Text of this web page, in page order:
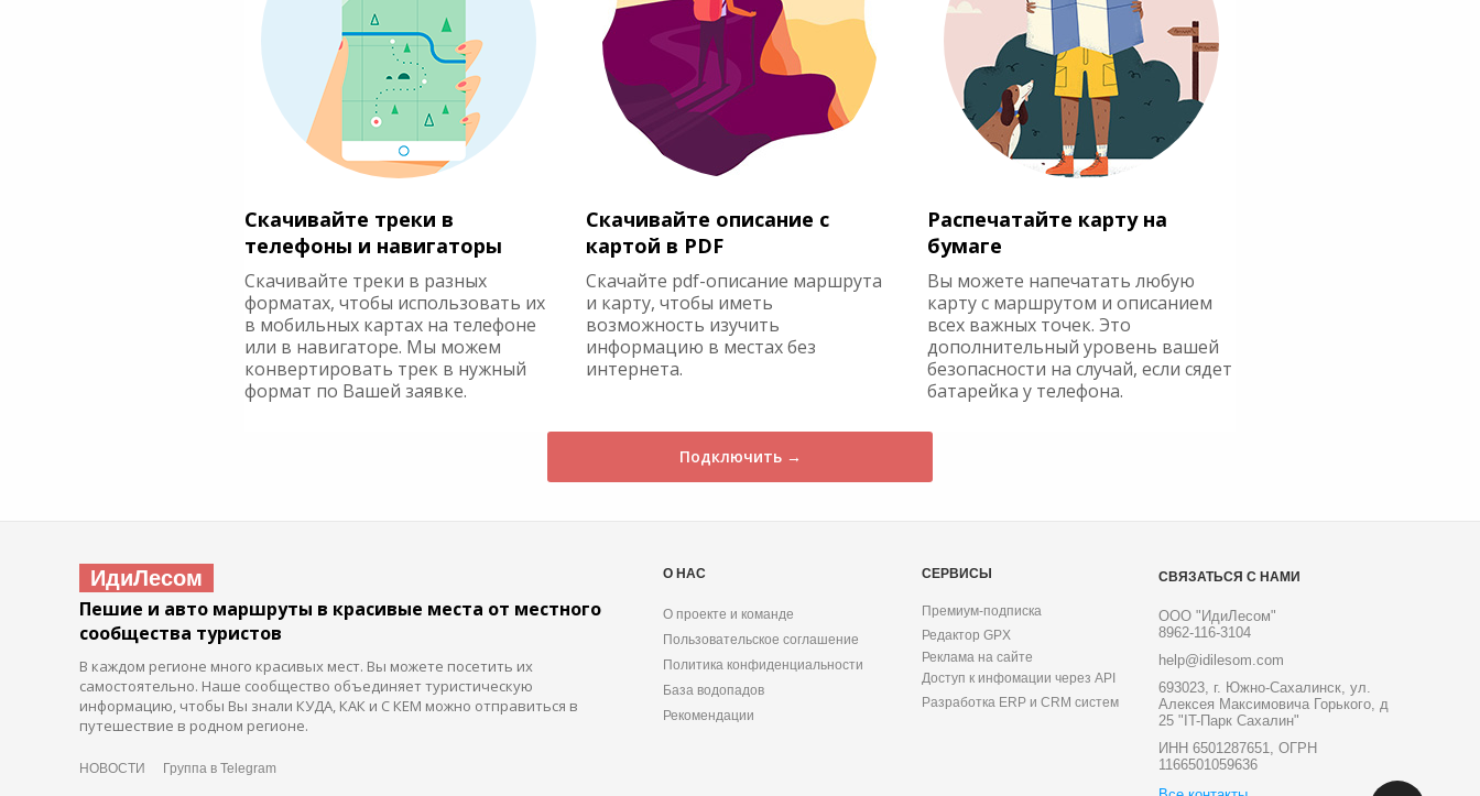
Скачивайте треки в
телефоны и навигаторы
Скачивайте треки в разных
форматах, чтобы использовать их
в мобильных картах на телефоне
или в навигаторе. Мы можем
конвертировать трек в нужный
формат по Вашей заявке.
Скачивайте описание с
картой в PDF
Скачайте pdf-описание маршрута
и карту, чтобы иметь
возможность изучить
информацию в местах без
интернета.
Распечатайте карту на
бумаге
Вы можете напечатать любую
карту с маршрутом и описанием
всех важных точек. Это
дополнительный уровень вашей
безопасности на случай, если сядет
батарейка у телефона.
Подключить →
ИдиЛесом
Пешие и авто маршруты в красивые места от местного
сообщества туристов
В каждом регионе много красивых мест. Вы можете посетить их
самостоятельно. Наше сообщество объединяет туристическую
информацию, чтобы Вы знали КУДА, КАК и С КЕМ можно отправиться в
путешествие в родном регионе.
НОВОСТИ Группа в Telegram
О НАС
О проекте и команде
Пользовательское соглашение
Политика конфиденциальности
База водопадов
Рекомендации
СЕРВИСЫ
Премиум-подписка
Редактор GPX
Реклама на сайте
Доступ к инфомации через API
Разработка ERP и CRM систем
СВЯЗАТЬСЯ С НАМИ
ООО "ИдиЛесом"
8962-116-3104
help@idilesom.com
693023, г. Южно-Сахалинск, ул.
Алексея Максимовича Горького, д
25 "IT-Парк Сахалин"
ИНН 6501287651, ОГРН
1166501059636